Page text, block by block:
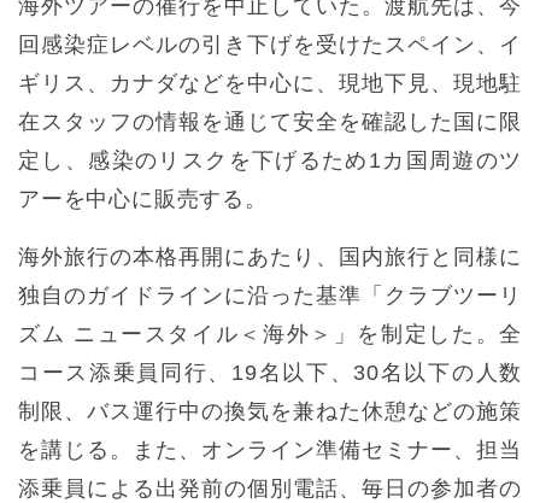
海外ツアーの催行を中止していた。渡航先は、今
回感染症レベルの引き下げを受けたスペイン、イ
ギリス、カナダなどを中心に、現地下見、現地駐
在スタッフの情報を通じて安全を確認した国に限
定し、感染のリスクを下げるため1カ国周遊のツ
アーを中心に販売する。
海外旅行の本格再開にあたり、国内旅行と同様に
独自のガイドラインに沿った基準「クラブツーリ
ズム ニュースタイル＜海外＞」を制定した。全
コース添乗員同行、19名以下、30名以下の人数
制限、バス運行中の換気を兼ねた休憩などの施策
を講じる。また、オンライン準備セミナー、担当
添乗員による出発前の個別電話、毎日の参加者の